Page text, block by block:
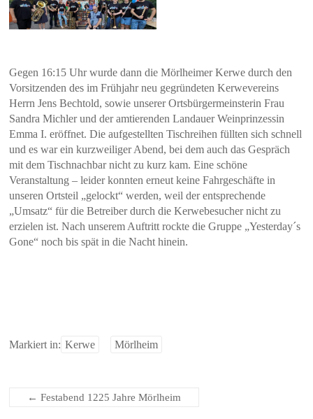
Gegen 16:15 Uhr wurde dann die Mörlheimer Kerwe durch den
Vorsitzenden des im Frühjahr neu gegründeten Kerwevereins
Herrn Jens Bechtold, sowie unserer Ortsbürgermeinsterin Frau
Sandra Michler und der amtierenden Landauer Weinprinzessin
Emma I. eröffnet. Die aufgestellten Tischreihen füllten sich schnell
und es war ein kurzweiliger Abend, bei dem auch das Gespräch
mit dem Tischnachbar nicht zu kurz kam. Eine schöne
Veranstaltung – leider konnten erneut keine Fahrgeschäfte in
unseren Ortsteil „gelockt“ werden, weil der entsprechende
„Umsatz“ für die Betreiber durch die Kerwebesucher nicht zu
erzielen ist. Nach unserem Auftritt rockte die Gruppe „Yesterday´s
Gone“ noch bis spät in die Nacht hinein.
Markiert in: Kerwe Mörlheim
← Festabend 1225 Jahre Mörlheim